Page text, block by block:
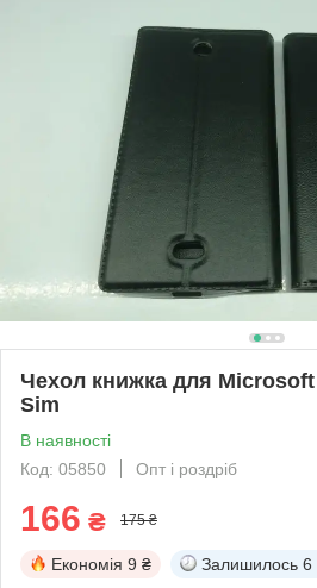
Чехол книжка для
Sim
В наявності
Код: 05850
Опт і роздріб
166 ₴ 175 ₴
Економія 9 ₴ Залишилось 6